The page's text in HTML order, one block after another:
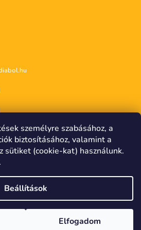
személyre szabásához, a
biztosításához, valamint a
sütiket (cookie-kat) használunk.
.
Beállítások
Elfogadom
2026 🌷 Tulipánok Hollandiából 🌷
???? EUR
Slovensko